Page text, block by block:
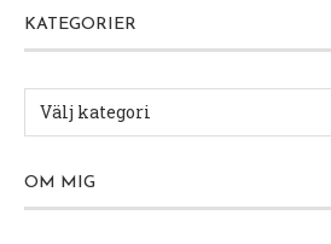
KATEGORIER
OM MIG